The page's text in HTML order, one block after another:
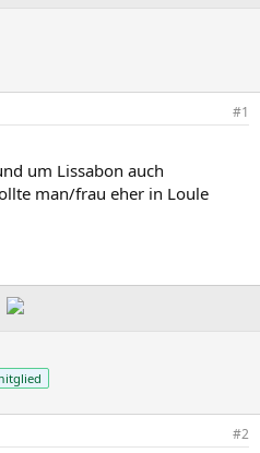
w
e
#1
um Lissabon auch
man/frau eher in Loule
#2